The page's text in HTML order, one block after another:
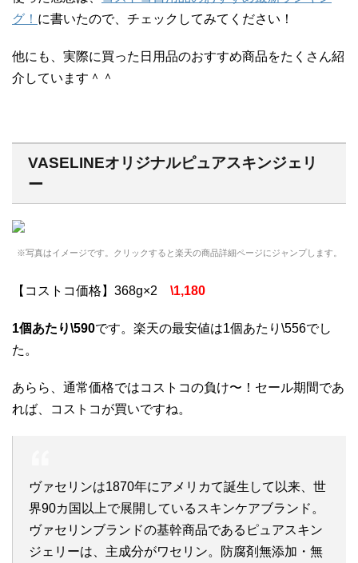
グ！ に書いたので、チェックしてみてください！
他にも、実際に買った日用品のおすすめ商品をたくさん紹
介しています＾＾
VASELINEオリジナルピュアスキンジェリ
ー
※写真はイメージです。クリックすると楽天の商品詳細ページにジャンプします。
【コストコ価格】368g×2 \1,180
1個あたり\590です。楽天の最安値は1個あたり\556でし
た。
あらら、通常価格ではコストコの負け〜！セール期間であ
れば、コストコが買いですね。
ヴァセリンは1870年にアメリカて誕生して以来、世
界90カ国以上で展開しているスキンケアブランド。
ヴァセリンブランドの基幹商品であるピュアスキン
ジェリーは、主成分がワセリン。防腐剤無添加・無